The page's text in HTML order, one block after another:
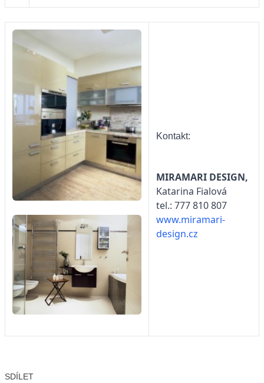
Kontakt:
MIRAMARI DESIGN,
Katarina Fialová
tel.: 777 810 807
www.miramari-
design.cz
SDÍLET